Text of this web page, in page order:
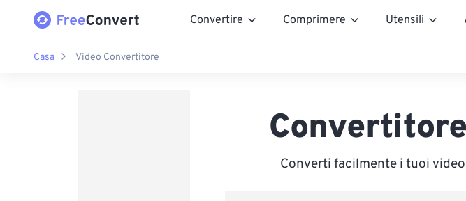
Convertire Comprimere Utensili
Casa Video Convertitore
Converti facilmente i tuoi video